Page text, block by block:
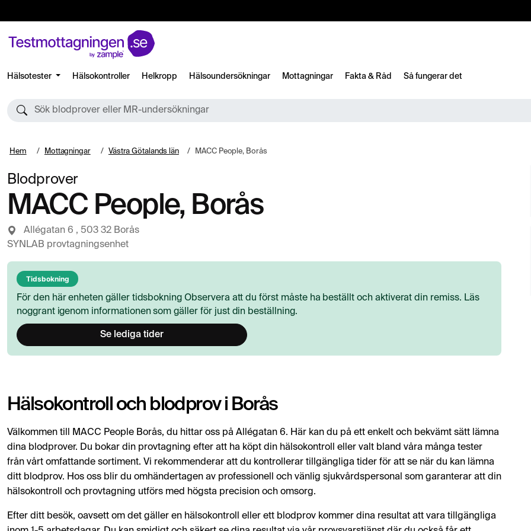
Hälsotester Hälsokontroller Helkropp Hälsoundersökningar Mottagningar Fakta & Råd Så fungerar det
Sök blodprover eller MR-undersökningar
Hem Mottagningar Västra Götalands län MACC People, Borås
Blodprover
MACC People, Borås
Allégatan 6 , 503 32 Borås
SYNLAB provtagningsenhet
Tidsbokning
För den här enheten gäller tidsbokning Observera att du först måste ha beställt och aktiverat din remiss. Läs
noggrant igenom informationen som gäller för just din beställning.
Se lediga tider
Hälsokontroll och blodprov i Borås
Välkommen till MACC People Borås, du hittar oss på Allégatan 6. Här kan du på ett enkelt och bekvämt sätt lämna
dina blodprover. Du bokar din provtagning efter att ha köpt din hälsokontroll eller valt bland våra många tester
från vårt omfattande sortiment. Vi rekommenderar att du kontrollerar tillgängliga tider för att se när du kan lämna
ditt blodprov. Hos oss blir du omhändertagen av professionell och vänlig sjukvårdspersonal som garanterar att din
hälsokontroll och provtagning utförs med högsta precision och omsorg.
Efter ditt besök, oavsett om det gäller en hälsokontroll eller ett blodprov kommer dina resultat att vara tillgängliga